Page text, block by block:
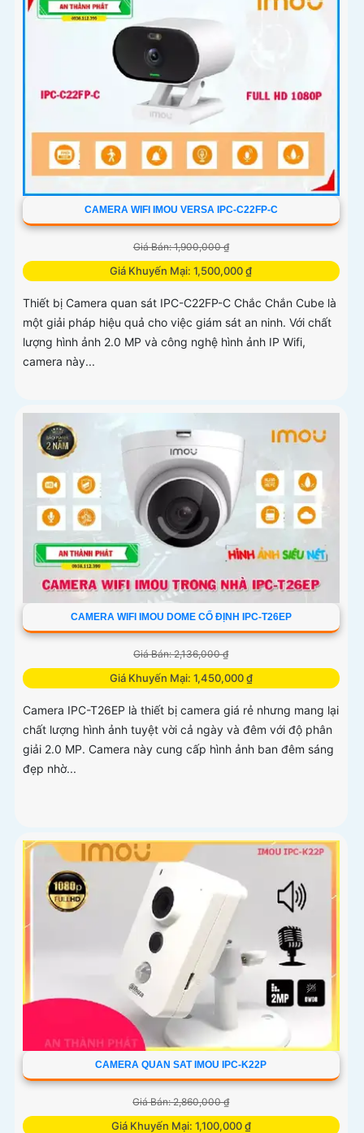
CAMERA WIFI IMOU VERSA IPC-C22FP-C
Giá Bán: 1,900,000 ₫
Giá Khuyến Mại: 1,500,000 ₫
Thiết bị Camera quan sát IPC-C22FP-C Chắc Chắn Cube là
một giải pháp hiệu quả cho việc giám sát an ninh. Với chất
lượng hình ảnh 2.0 MP và công nghệ hình ảnh IP Wifi,
camera này...
CAMERA WIFI IMOU DOME CỐ ĐỊNH IPC-T26EP
Giá Bán: 2,136,000 ₫
Giá Khuyến Mại: 1,450,000 ₫
Camera IPC-T26EP là thiết bị camera giá rẻ nhưng mang lại
chất lượng hình ảnh tuyệt vời cả ngày và đêm với độ phân
giải 2.0 MP. Camera này cung cấp hình ảnh ban đêm sáng
đẹp nhờ...
CAMERA QUAN SAT IMOU IPC-K22P
Giá Bán: 2,860,000 ₫
Giá Khuyến Mại: 1,100,000 ₫